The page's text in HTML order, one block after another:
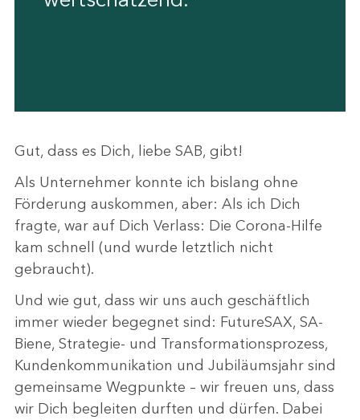
Gut, dass es Dich, liebe SAB, gibt!
Als Unternehmer konnte ich bislang ohne
Förderung auskommen, aber: Als ich Dich
fragte, war auf Dich Verlass: Die Corona-Hilfe
kam schnell (und wurde letztlich nicht
gebraucht).
Und wie gut, dass wir uns auch geschäftlich
immer wieder begegnet sind: FutureSAX, SA-
Biene, Strategie- und Transformationsprozess,
Kundenkommunikation und Jubiläumsjahr sind
gemeinsame Wegpunkte – wir freuen uns, dass
wir Dich begleiten durften und dürfen. Dabei